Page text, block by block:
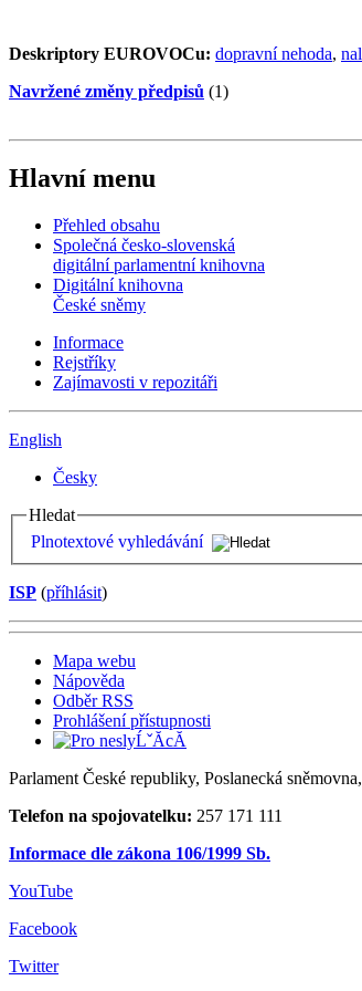
Deskriptory EUROVOCu: dopravní nehoda,
Navržené změny předpisů (1)
Hlavní menu
Přehled obsahu
Společná česko-slovenská
digitální parlamentní knihovna
Digitální knihovna
České sněmy
Informace
Rejstříky
Zajímavosti v repozitáři
English
Česky
Hledat
Plnotextové vyhledávání
ISP (příhlásit)
Mapa webu
Nápověda
Odběr RSS
Prohlášení přístupnosti
Parlament České republiky, Poslanecká
Telefon na spojovatelku: 257 171 111
Informace dle zákona 106/1999 Sb.
YouTube
Facebook
Twitter